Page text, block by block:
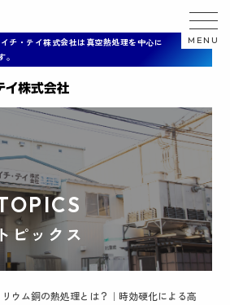
チ・テイ株式会社は真空熱処理を中心に
MENU
OPICS
トピックス
ウム銅の熱処理とは？｜時効硬化による高